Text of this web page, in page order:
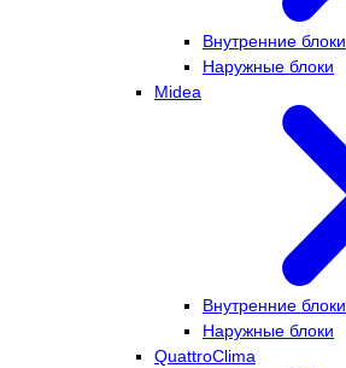
Внутренние блоки
Наружные блоки
Midea
Внутренние блоки
Наружные блоки
QuattroClima